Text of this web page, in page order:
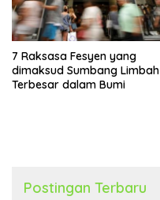
7 Raksasa Fesyen yang
dimaksud Sumbang Limbah
Terbesar dalam Bumi
Postingan Terbaru